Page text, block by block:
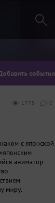
события
0
1775
с японской
аниматор
миру.